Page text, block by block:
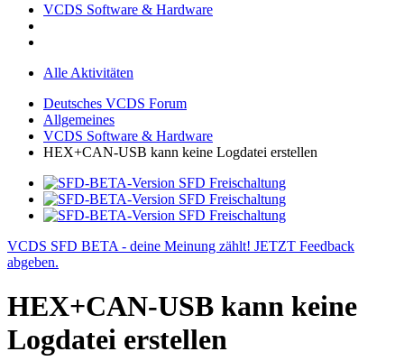
VCDS Software & Hardware
Alle Aktivitäten
Deutsches VCDS Forum
Allgemeines
VCDS Software & Hardware
HEX+CAN-USB kann keine Logdatei erstellen
VCDS SFD BETA - deine Meinung zählt! JETZT Feedback
abgeben.
HEX+CAN-USB kann keine
Logdatei erstellen